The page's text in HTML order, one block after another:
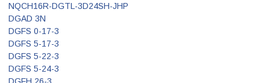
NQCH16R-DGTL-3D24SH-JHP
DGAD 3N
DGFS 0-17-3
DGFS 5-17-3
DGFS 5-22-3
DGFS 5-24-3
DGFH 26-3